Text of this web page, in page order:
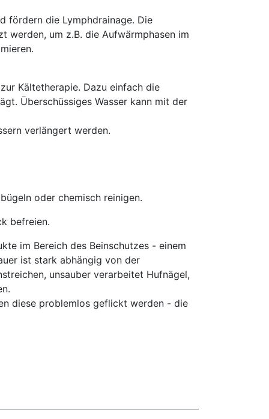
fördern die Lymphdrainage. Die
werden, um z.B. die Aufwärmphasen im
Kältetherapie. Dazu einfach die
Überschüssiges Wasser kann mit der
verlängert werden.
oder chemisch reinigen.
befreien.
im Bereich des Beinschutzes - einem
ist stark abhängig von der
unsauber verarbeitet Hufnägel,
diese problemlos geflickt werden - die